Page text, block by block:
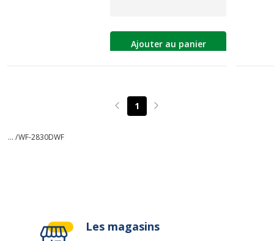
Ajouter au panier
Page précédente
1 Page suivante
... /WF-2830DWF
Les magasins